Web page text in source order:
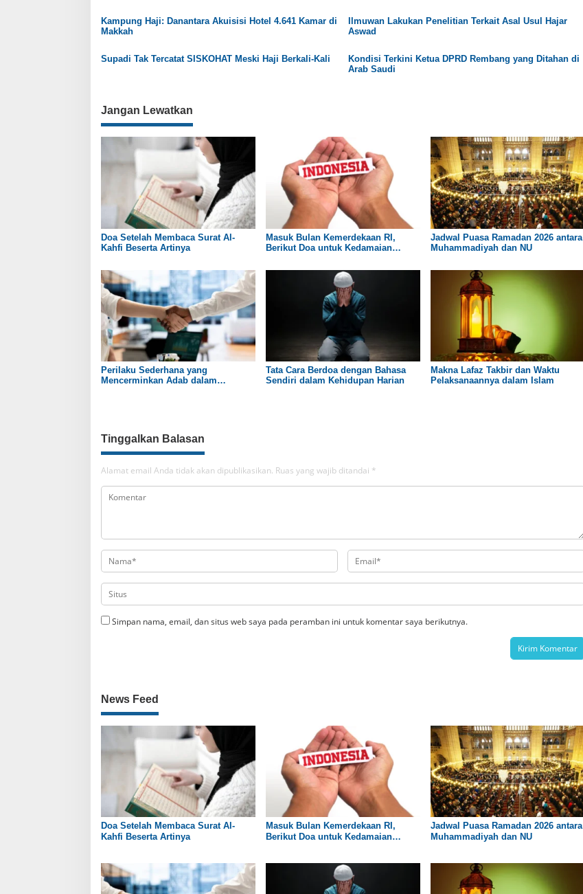
p
s
Kampung Haji: Danantara Akuisisi Hotel 4.641 Kamar di
Makkah
Ilmuwan Lakukan Penelitian Terkait Asal Usul Hajar
Aswad
Supadi Tak Tercatat SISKOHAT Meski Haji Berkali-Kali
Kondisi Terkini Ketua DPRD Rembang yang Ditahan di
Arab Saudi
Jangan Lewatkan
Doa Setelah Membaca Surat Al-
Kahfi Beserta Artinya
Masuk Bulan Kemerdekaan RI,
Berikut Doa untuk Kedamaian
Jadwal Puasa Ramadan 2026 antara
Muhammadiyah dan NU
Perilaku Sederhana yang
Mencerminkan Adab dalam
Tata Cara Berdoa dengan Bahasa
Sendiri dalam Kehidupan Harian
Makna Lafaz Takbir dan Waktu
Pelaksanaannya dalam Islam
Tinggalkan Balasan
Alamat email Anda tidak akan dipublikasikan. Ruas yang wajib ditandai *
Simpan nama, email, dan situs web saya pada peramban ini untuk komentar saya berikutnya.
News Feed
Doa Setelah Membaca Surat Al-
Kahfi Beserta Artinya
Masuk Bulan Kemerdekaan RI,
Berikut Doa untuk Kedamaian
Jadwal Puasa Ramadan 2026 antara
Muhammadiyah dan NU